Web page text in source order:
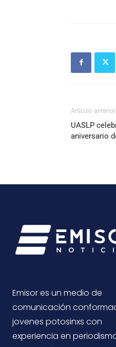
Artículo anterior
UASLP
aniversario
Emisor es un medio de
comunicación
jovenes potosinxs con
experiencia en